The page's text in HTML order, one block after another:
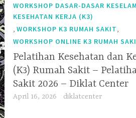
WORKSHOP DASAR-DASAR
KESEHATAN KERJA (K3)
,WORKSHOP K3 RUMAH SAKIT
WORKSHOP ONLINE K3 RUMAH
Pelatihan Kesehatan dan
(K3) Rumah Sakit –
Sakit 2026 – Diklat Center
April 16, 2026 diklatcenter